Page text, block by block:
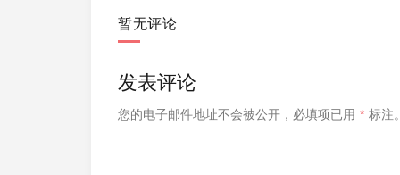
暂无评论
发表评论
您的电子邮件地址不会被公开， 必填项已用 * 标注